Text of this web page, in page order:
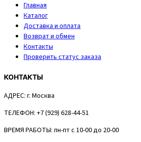
Главная
Каталог
Доставка и оплата
Возврат и обмен
Контакты
Проверить статус заказа
КОНТАКТЫ
АДРЕС: г. Москва
ТЕЛЕФОН: +7 (929) 628-44-51
ВРЕМЯ РАБОТЫ: пн-пт с 10-00 до 20-00